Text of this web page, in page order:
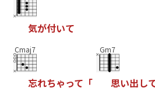
気が付いて
Cmaj7
忘れちゃって 「
Gm7
思い出し